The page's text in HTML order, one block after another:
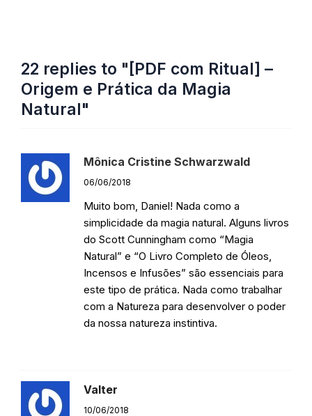
22 replies to "[PDF com Ritual] –
Origem e Prática da Magia
Natural"
Mônica Cristine Schwarzwald
06/06/2018
Muito bom, Daniel! Nada como a
simplicidade da magia natural. Alguns livros
do Scott Cunningham como “Magia
Natural” e “O Livro Completo de Óleos,
Incensos e Infusões” são essenciais para
este tipo de prática. Nada como trabalhar
com a Natureza para desenvolver o poder
da nossa natureza instintiva.
Valter
10/06/2018